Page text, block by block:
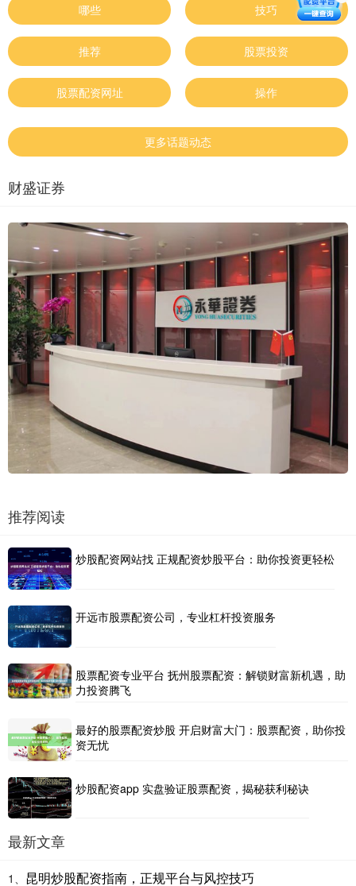
哪些 技巧
推荐 股票投资
股票配资网址 操作
更多话题动态
财盛证券
推荐阅读
炒股配资网站找 正规配资炒股平台：助你投资更轻松
开远市股票配资公司，专业杠杆投资服务
股票配资专业平台 抚州股票配资：解锁财富新机遇，助
力投资腾飞
最好的股票配资炒股 开启财富大门：股票配资，助你投
资无忧
炒股配资app 实盘验证股票配资，揭秘获利秘诀
最新文章
1、 昆明炒股配资指南，正规平台与风控技巧